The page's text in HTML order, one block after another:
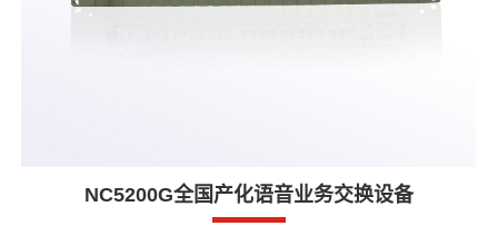
NC5200G全国产化语音业务交换设备